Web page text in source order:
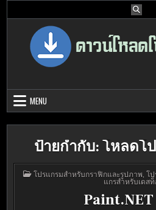
โปรแกร
MENU
ป้ายกำกับ:โหลดโ
POSTED
IN
โปรแกรมสำหรับกราฟิกและรูปภาพ โ
แกรสำหรับเดส